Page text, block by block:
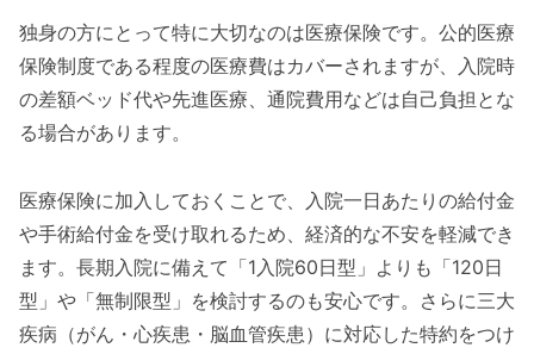
独身の方にとって特に大切なのは医療保険です。公的医療
保険制度である程度の医療費はカバーされますが、入院時
の差額ベッド代や先進医療、通院費用などは自己負担とな
る場合があります。
医療保険に加入しておくことで、入院一日あたりの給付金
や手術給付金を受け取れるため、経済的な不安を軽減でき
ます。長期入院に備えて「1入院60日型」よりも「120日
型」や「無制限型」を検討するのも安心です。さらに三大
疾病（がん・心疾患・脳血管疾患）に対応した特約をつけ